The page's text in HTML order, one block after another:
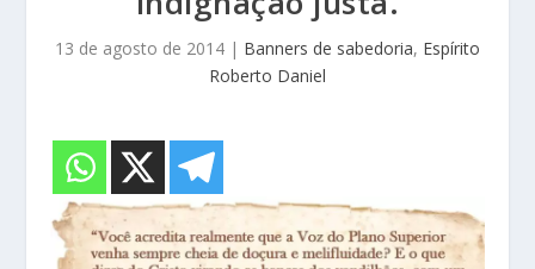
13 de agosto de 2014 | Banners de sabedoria, Espírito
Roberto Daniel